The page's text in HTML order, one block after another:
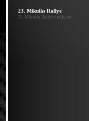
23. Mikulás Rallye
23. Mikulás Rallye • rally ob